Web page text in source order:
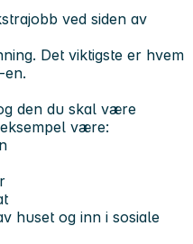
ved siden av
Det viktigste er hvem
en.
den du skal være
være:
huset og inn i sosiale